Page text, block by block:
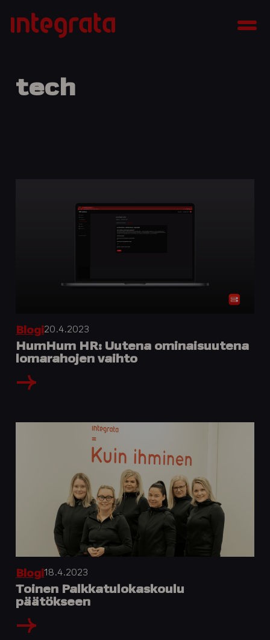
sisältöön
Integrata
tech
Blogi20.4.2023
HumHum HR: Uutena ominaisuutena
lomarahojen vaihto
Blogi18.4.2023
Toinen Palkkatulokaskoulu
päätökseen